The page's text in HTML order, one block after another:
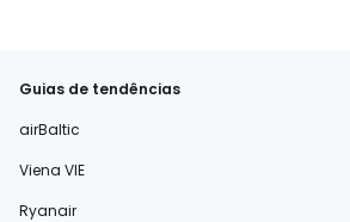
Guias de tendências
airBaltic
Viena VIE
Ryanair